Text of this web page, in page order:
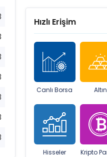
Hızlı Erişim
Canlı Borsa Altın
Hisseler Kripto